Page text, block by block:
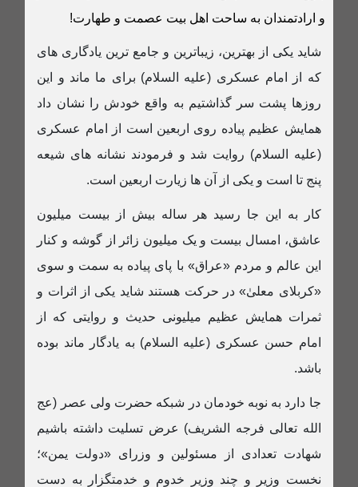
و ارادتمندان به ساحت اهل بیت عصمت و طهارت!
شاید یکی از بهترین، زیباترین و جامع ترین یادگاری های
که از امام عسکری (علیه السلام) برای ما ماند و این
روزها پشت سر گذاشتیم به واقع خودش را نشان داد
همایش عظیم پیاده روی اربعین است از امام عسکری
(علیه السلام) روایت شد و فرمودند نشانه های شیعه
پنج تا است و یکی از آن ها زیارت اربعین است.
کار به این جا رسید هر ساله بیش از بیست میلیون
عاشق، امسال بیست و یک میلیون زائر از گوشه و کنار
این عالم و مردم «عراق» با پای پیاده به سمت و سوی
«کربلای معلیٰ» در حرکت هستند شاید یکی از اثرات و
ثمرات همایش عظیم میلیونی حدیث و روایتی که از
امام حسن عسکری (علیه السلام) به یادگار ماند بوده
باشد.
جا دارد به نوبه خودمان در شبکه حضرت ولی عصر (عج
الله تعالی فرجه الشریف) عرض تسلیت داشته باشیم
شهادت تعدادی از مسئولین و وزرای «دولت یمن»؛
نخست وزیر و چند وزیر خدوم و خدمتگزار به دست